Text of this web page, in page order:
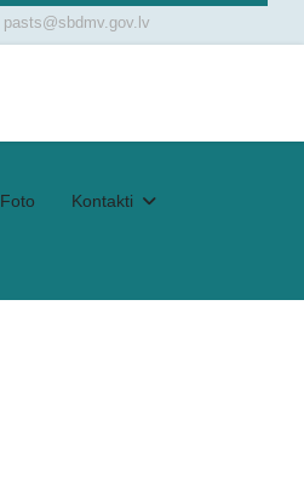
pasts@sbdmv.gov.lv
Foto Kontakti